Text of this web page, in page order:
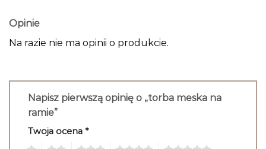
Opinie
Na razie nie ma opinii o produkcie.
Napisz pierwszą opinię o „torba meska na
ramie”
Twoja ocena *